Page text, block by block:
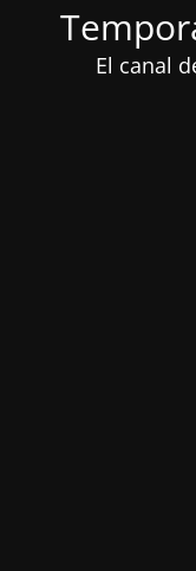
El canal